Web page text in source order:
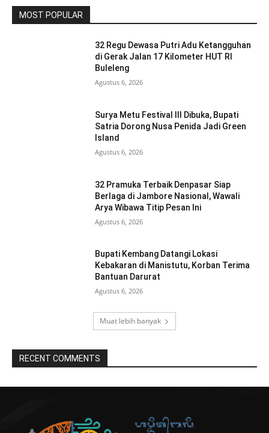
MOST POPULAR
32 Regu Dewasa Putri Adu Ketangguhan
di Gerak Jalan 17 Kilometer HUT RI
Buleleng
Agustus 6, 2026
Surya Metu Festival III Dibuka, Bupati
Satria Dorong Nusa Penida Jadi Green
Island
Agustus 6, 2026
32 Pramuka Terbaik Denpasar Siap
Berlaga di Jambore Nasional, Wawali
Arya Wibawa Titip Pesan Ini
Agustus 6, 2026
Bupati Kembang Datangi Lokasi
Kebakaran di Manistutu, Korban Terima
Bantuan Darurat
Agustus 6, 2026
Muat lebih banyak
RECENT COMMENTS